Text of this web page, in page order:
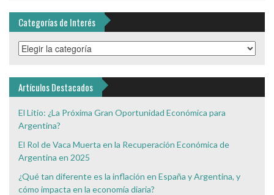
Categorías de Interés
Categorías
de
Artículos Destacados
El Litio: ¿La Próxima Gran Oportunidad Económica para
Argentina?
El Rol de Vaca Muerta en la Recuperación Económica de
Argentina en 2025
¿Qué tan diferente es la inflación en España y Argentina, y
cómo impacta en la economía diaria?